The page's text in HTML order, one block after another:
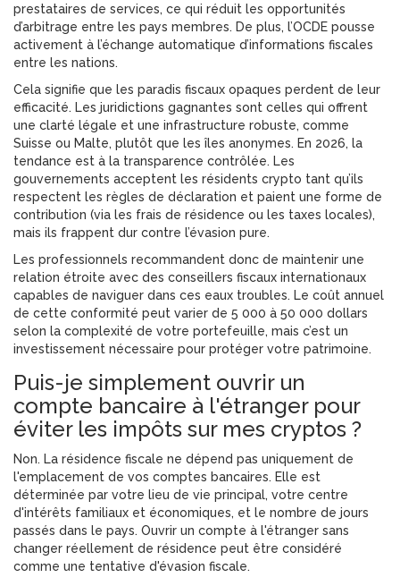
prestataires de services, ce qui réduit les opportunités
d’arbitrage entre les pays membres. De plus, l’OCDE pousse
activement à l’échange automatique d’informations fiscales
entre les nations.
Cela signifie que les paradis fiscaux opaques perdent de leur
efficacité. Les juridictions gagnantes sont celles qui offrent
une clarté légale et une infrastructure robuste, comme
Suisse ou Malte, plutôt que les îles anonymes. En 2026, la
tendance est à la transparence contrôlée. Les
gouvernements acceptent les résidents crypto tant qu’ils
respectent les règles de déclaration et paient une forme de
contribution (via les frais de résidence ou les taxes locales),
mais ils frappent dur contre l’évasion pure.
Les professionnels recommandent donc de maintenir une
relation étroite avec des conseillers fiscaux internationaux
capables de naviguer dans ces eaux troubles. Le coût annuel
de cette conformité peut varier de 5 000 à 50 000 dollars
selon la complexité de votre portefeuille, mais c’est un
investissement nécessaire pour protéger votre patrimoine.
Puis-je simplement ouvrir un
compte bancaire à l'étranger pour
éviter les impôts sur mes cryptos ?
Non. La résidence fiscale ne dépend pas uniquement de
l'emplacement de vos comptes bancaires. Elle est
déterminée par votre lieu de vie principal, votre centre
d'intérêts familiaux et économiques, et le nombre de jours
passés dans le pays. Ouvrir un compte à l'étranger sans
changer réellement de résidence peut être considéré
comme une tentative d'évasion fiscale.